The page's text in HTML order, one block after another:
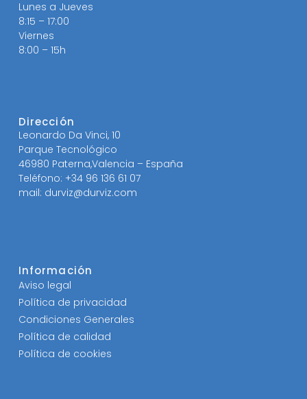
Lunes a Jueves
8:15 – 17:00
Viernes
8:00 – 15h
Dirección
Leonardo Da Vinci, 10
Parque Tecnológico
46980 Paterna,Valencia – España
Teléfono: +34 96 136 61 07
mail: durviz@durviz.com
Información
Aviso legal
Política de privacidad
Condiciones Generales
Política de calidad
Política de cookies